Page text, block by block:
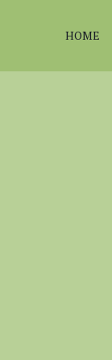
HOME